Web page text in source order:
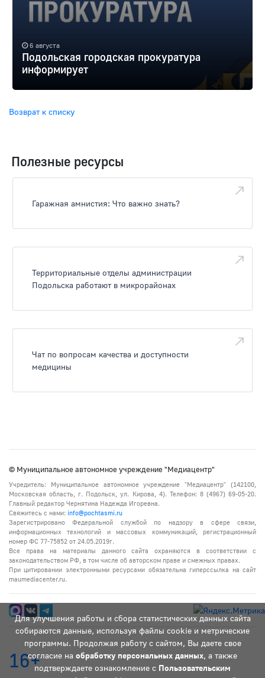
6 августа
Подольская городская прокуратура
информирует
Возврат к списку
Полезные ресурсы
Гаражная амнистия: Что важно знать?
Территориальные отделы администрации
Подольска работают в микрорайонах
Чат по вопросам качества и доступности
медицины
Для улучшения работы и сбора статистических данных сайта
собираются данные, используя файлы cookie и метрические
программы. Продолжая работу с сайтом, Вы даете свое
согласие на обработку персональных данных, а также
подтверждаете ознакомление с Пользовательским
© Муниципальное автономное учреждение "Медиацентр"
Учредитель: Муниципальное автономное учреждение "Медиацентр" (142100,
Московская область, г. Подольск, ул. Кирова, 4). Телефон: 8 (4967) 69-05-20.
Главный редактор Чернятина Надежда Игоревна.
Свяжитесь с нами: info@pochtasmi.ru
Зарегистрировано Федеральной службой по надзору в сфере связи,
информационных технологий и массовых коммуникаций, регистрационный
номер ФС 77-75852 от 24.05.2019г.
Все права на материалы данного сайта охраняются в соответствии с
законодательством РФ, в том числе об авторском праве и смежных правах.
При цитировании электронными ресурсами обязательна гиперссылка на сайт
maumediacenter.ru.
16+